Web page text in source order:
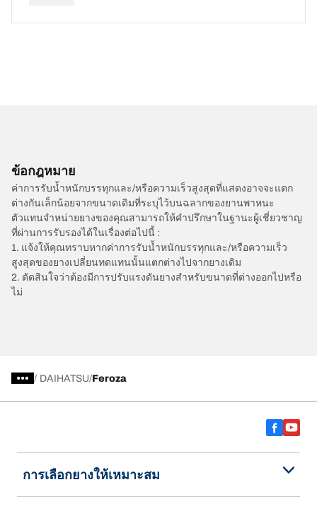
ข้อกฎหมาย
ค่าการรับน้ำหนักบรรทุกและ/หรือความเร็วสูงสุดที่แสดงอาจจะแตก
ต่างกันเล็กน้อยจากขนาดเดิมที่ระบุไว้บนฉลากของยานพาหนะ
ตัวแทนจำหน่ายยางของคุณสามารถให้คำปรึกษาในฐานะผู้เชี่ยวชาญ
ที่ผ่านการรับรองได้ในเรื่องต่อไปนี้ :
1. แจ้งให้คุณทราบหากค่าการรับน้ำหนักบรรทุกและ/หรือความเร็ว
สูงสุดของยางเปลี่ยนทดแทนนั้นแตกต่างไปจากยางเดิม
2. ตัดสินใจว่าต้องมีการปรับแรงดันยางสำหรับขนาดที่ต่างออกไปหรือ
ไม่
/ DAIHATSU Feroza
การเลือกยางให้เหมาะสม